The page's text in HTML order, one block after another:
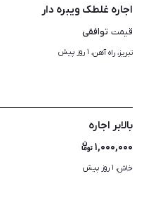
اجاره غلطک ویبره دار
قیمت توافقی
تبریز، راه آهن، ۱ روز پیش
بالابر اجاره
۱,۰۰۰,۰۰۰
خاش، ۱ روز پیش